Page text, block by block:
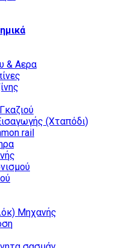
& Αερα
(Χταπόδι)
rail
Μηχανής